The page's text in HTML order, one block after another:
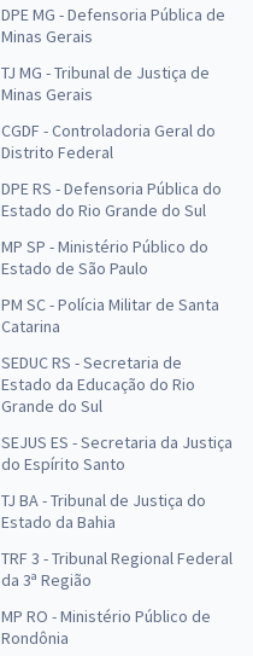
DPE MG - Defensoria Pública de
Minas Gerais
TJ MG - Tribunal de Justiça de
Minas Gerais
CGDF - Controladoria Geral do
Distrito Federal
DPE RS - Defensoria Pública do
Estado do Rio Grande do Sul
MP SP - Ministério Público do
Estado de São Paulo
PM SC - Polícia Militar de Santa
Catarina
SEDUC RS - Secretaria de
Estado da Educação do Rio
Grande do Sul
SEJUS ES - Secretaria da Justiça
do Espírito Santo
TJ BA - Tribunal de Justiça do
Estado da Bahia
TRF 3 - Tribunal Regional Federal
da 3ª Região
MP RO - Ministério Público de
Rondônia